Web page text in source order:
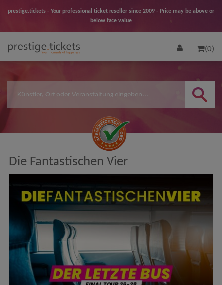
prestige.tickets - Your professional ticket reseller since 2009 - Price may be above or
below face value
(0)
Die Fantastischen Vier